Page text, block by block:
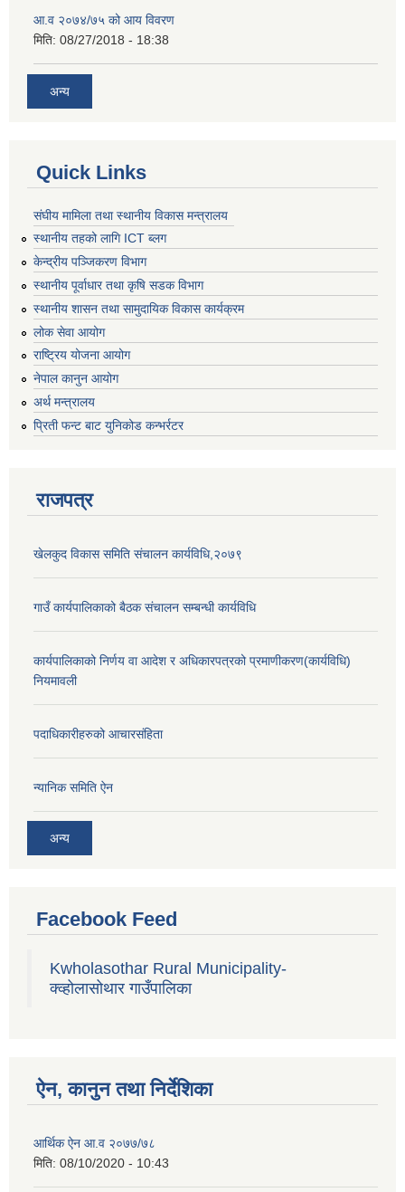
आ.व २०७४/७५ को आय विवरण
मिति: 08/27/2018 - 18:38
अन्य
Quick Links
संघीय मामिला तथा स्थानीय विकास मन्त्रालय
स्थानीय तहको लागि ICT ब्लग
केन्द्रीय पञ्जिकरण विभाग
स्थानीय पूर्वाधार तथा कृषि सडक विभाग
स्थानीय शासन तथा सामुदायिक विकास कार्यक्रम
लोक सेवा आयोग
राष्ट्रिय योजना आयोग
नेपाल कानुन आयोग
अर्थ मन्त्रालय
प्रिती फन्ट बाट युनिकोड कन्भर्रटर
राजपत्र
खेलकुद विकास समिति संचालन कार्यविधि,२०७९
गाउँ कार्यपालिकाको बैठक संचालन सम्बन्धी कार्यविधि
कार्यपालिकाको निर्णय वा आदेश र अधिकारपत्रको प्रमाणीकरण(कार्यविधि)
नियमावली
पदाधिकारीहरुको आचारसंहिता
न्यानिक समिति ऐन
अन्य
Facebook Feed
Kwholasothar Rural Municipality-
क्व्होलासोथार गाउँपालिका
ऐन, कानुन तथा निर्देशिका
आर्थिक ऐन आ.व २०७७/७८
मिति: 08/10/2020 - 10:43